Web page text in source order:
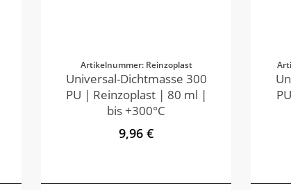
Artikelnummer: Reinzoplast
Universal-Dichtmasse 300
PU | Reinzoplast | 80 ml |
bis +300°C
9,96 €